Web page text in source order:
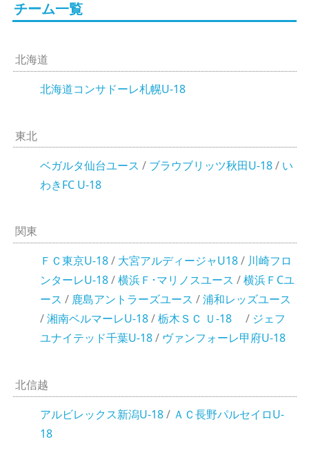
チーム一覧
北海道
北海道コンサドーレ札幌U-18
東北
ベガルタ仙台ユース / ブラウブリッツ秋田U-18/ い
わきFC U-18
関東
ＦＣ東京U-18/ 大宮アルディージャU18/ 川崎フロ
ンターレU-18/横浜Ｆ･マリノスユース/横浜ＦCユ
ース / 鹿島アントラーズユース/浦和レッズユース
/湘南ベルマーレU-18/栃木ＳＣ Ｕ‐18 / ジェフ
ユナイテッド千葉U-18/ ヴァンフォーレ甲府U-18
北信越
アルビレックス新潟U-18/ ＡＣ長野パルセイロU-
18